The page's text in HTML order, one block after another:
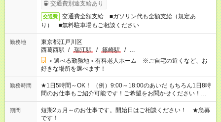
交通費別途支給あり
交通費
交通費全額支給 ■ガソリン代も全額支給（規定あ
り） ■無料駐車場もご相談ください
勤務地
東京都江戸川区
西葛西駅 / 瑞江駅 / 篠崎駅 / …
＜選べる勤務地＞有料老人ホーム ※ご自宅の近くなど、お
好きな場所を選べます！
勤務時間
★1日5時間～OK！ （例）9:00～18:00のあいだ もちろん1日8時
間のお仕事もご紹介可能です！ご希望をお聞かせください！★家
庭の都合でお休みが必要な場合も遠慮なくご相談ください。 ※
週最低15時間以上の勤務が必要です
期間
短期2ヵ月～のお仕事です。開始日はご相談ください！ ★急募
です！